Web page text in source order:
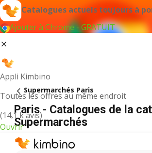
Catalogues actuels toujours à
Ajouter à Chrome - GRATUIT
Appli Kimbino
Toutes les offres au même endroit
(14,1 k avis)
Ouvrir
Supermarchés Paris
Paris - Catalogues de la
Supermarchés